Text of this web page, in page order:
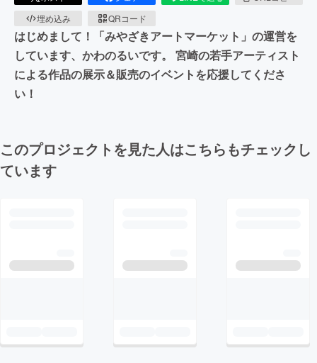
埋め込み
QRコード
はじめまして！「みやざきアートマーケット」の運営を
しています、かわのるいです。 宮崎の若手アーティスト
による作品の展示＆販売のイベントを応援してくださ
い！
このプロジェクトを見た人はこちらもチェックし
ています